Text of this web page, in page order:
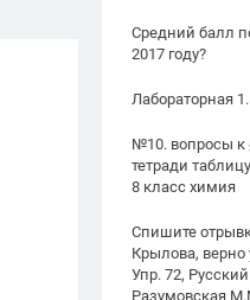
Средний балл
2017 году?
Лабораторная
№10. вопросы к
тетради
8 класс химия
Спишите
Крылова, верно
Упр. 72,
Разумовская